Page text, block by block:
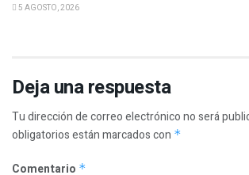
5 AGOSTO, 2026
Deja una respuesta
Tu dirección de correo electrónico no será
obligatorios están marcados con *
Comentario *